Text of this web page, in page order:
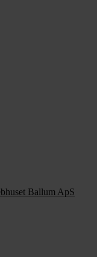
Ballum ApS